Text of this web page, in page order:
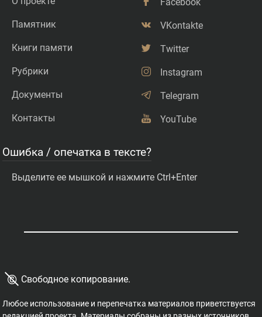
Памятник
Книги памяти
Рубрики
Документы
Контакты
Facebook
VKontakte
Twitter
Instagram
Telegram
YouTube
Ошибка / опечатка в тексте?
Выделите ее мышкой и нажмите Ctrl+Enter
© Свободное копирование.
Любое использование и перепечатка материалов приветствуется